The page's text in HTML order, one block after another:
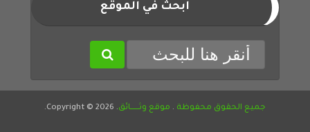
ابحث في الموقع
جميع الحقوق محفوظة . موقع وثــــــائق. Copyright © 2026.